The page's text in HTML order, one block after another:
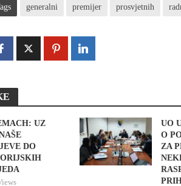
generalni premijer prosvjetnih
UZ
DO
UO
O
ZA